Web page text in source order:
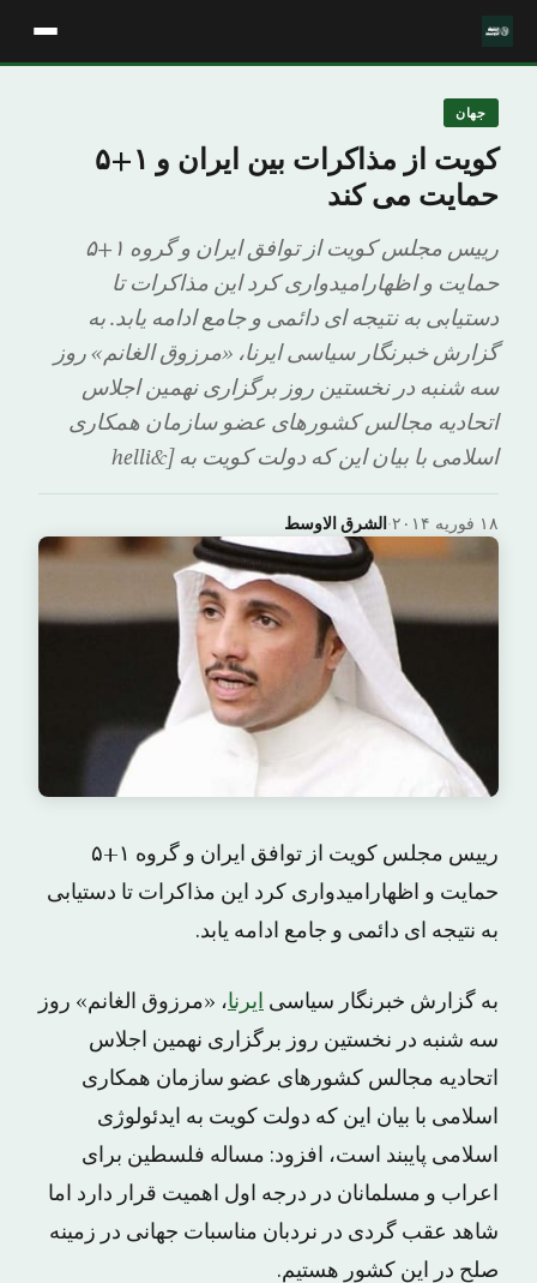
جهان
کویت از مذاکرات بین ایران و ۱+۵
حمایت می کند
رییس مجلس کویت از توافق ایران و گروه ۱+۵
حمایت و اظهارامیدواری کرد این مذاکرات تا
دستیابی به نتیجه ای دائمی و جامع ادامه یابد. به
گزارش خبرنگار سیاسی ایرنا، «مرزوق الغانم» روز
سه شنبه در نخستین روز برگزاری نهمین اجلاس
اتحادیه مجالس کشورهای عضو سازمان همکاری
اسلامی با بیان این که دولت کویت به [&helli
الشرق الاوسط· ۱۸ فوریه ۲۰۱۴
رییس مجلس کویت از توافق ایران و گروه ۱+۵
حمایت و اظهارامیدواری کرد این مذاکرات تا دستیابی
به نتیجه ای دائمی و جامع ادامه یابد.
به گزارش خبرنگار سیاسی ایرنا، «مرزوق الغانم» روز
سه شنبه در نخستین روز برگزاری نهمین اجلاس
اتحادیه مجالس کشورهای عضو سازمان همکاری
اسلامی با بیان این که دولت کویت به ایدئولوژی
اسلامی پایبند است، افزود: مساله فلسطین برای
اعراب و مسلمانان در درجه اول اهمیت قرار دارد اما
شاهد عقب گردی در نردبان مناسبات جهانی در زمینه
صلح در این کشور هستیم.